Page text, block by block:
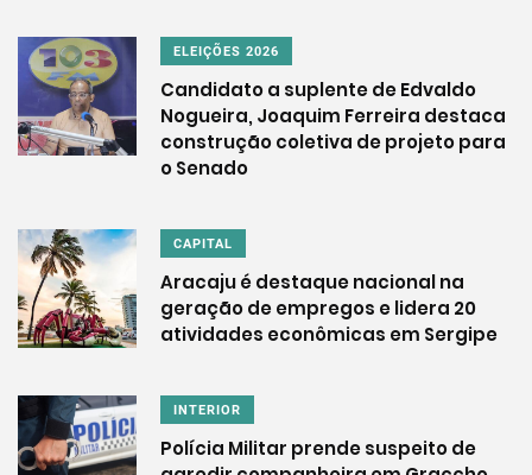
ELEIÇÕES 2026
Candidato a suplente de Edvaldo
Nogueira, Joaquim Ferreira destaca
construção coletiva de projeto para
o Senado
CAPITAL
Aracaju é destaque nacional na
geração de empregos e lidera 20
atividades econômicas em Sergipe
INTERIOR
Polícia Militar prende suspeito de